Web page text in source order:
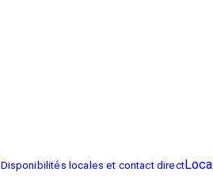
Disponibilités locales et contact directLocal